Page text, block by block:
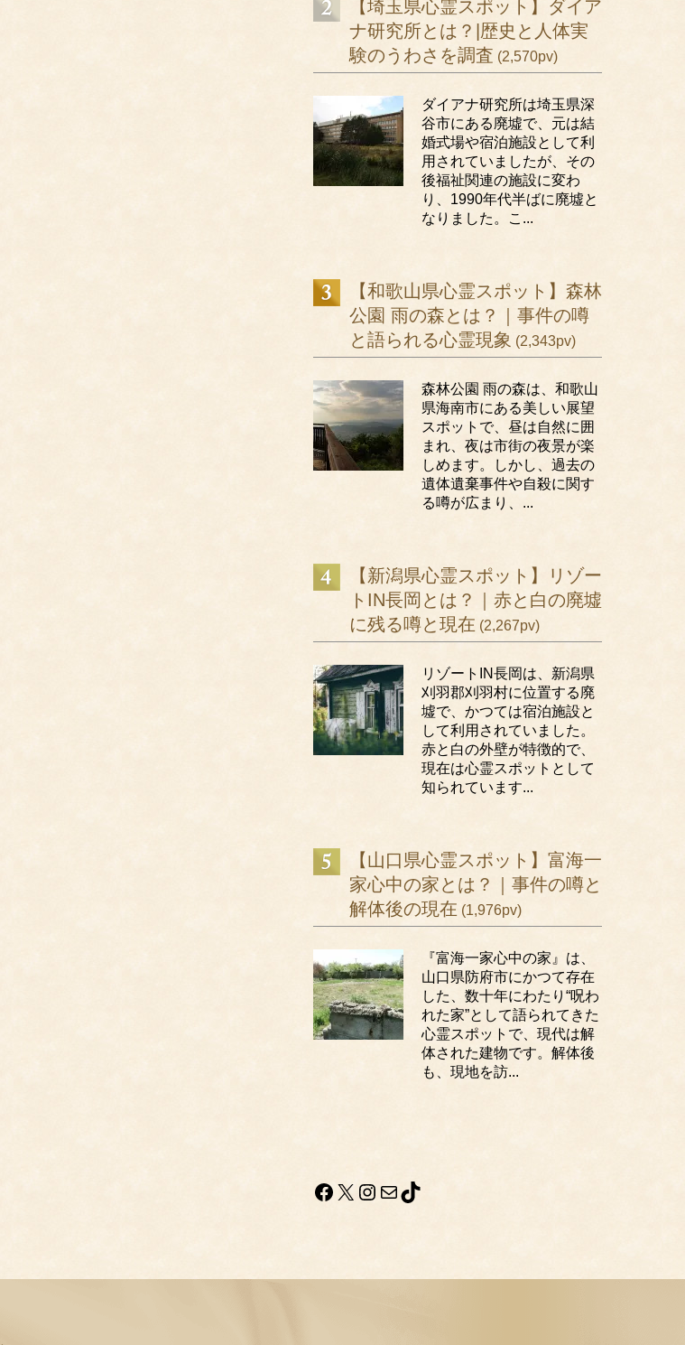
【埼玉県心霊スポット】ダイア
ナ研究所とは？|歴史と人体実
験のうわさを調査 (2,570pv)
ダイアナ研究所は埼玉県深
谷市にある廃墟で、元は結
婚式場や宿泊施設として利
用されていましたが、その
後福祉関連の施設に変わ
り、1990年代半ばに廃墟と
なりました。こ...
【和歌山県心霊スポット】森林
公園 雨の森とは？｜事件の噂
と語られる心霊現象 (2,343pv)
森林公園 雨の森は、和歌山
県海南市にある美しい展望
スポットで、昼は自然に囲
まれ、夜は市街の夜景が楽
しめます。しかし、過去の
遺体遺棄事件や自殺に関す
る噂が広まり、...
【新潟県心霊スポット】リゾー
トIN長岡とは？｜赤と白の廃墟
に残る噂と現在 (2,267pv)
リゾートIN長岡は、新潟県
刈羽郡刈羽村に位置する廃
墟で、かつては宿泊施設と
して利用されていました。
赤と白の外壁が特徴的で、
現在は心霊スポットとして
知られています...
【山口県心霊スポット】富海一
家心中の家とは？｜事件の噂と
解体後の現在 (1,976pv)
『富海一家心中の家』は、
山口県防府市にかつて存在
した、数十年にわたり“呪わ
れた家”として語られてきた
心霊スポットで、現代は解
体された建物です。解体後
も、現地を訪...
Facebook
X Instagram
メールTikTok